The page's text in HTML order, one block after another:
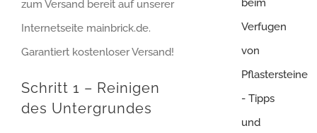
zum Versand bereit auf unserer
Internetseite mainbrick.de.
Garantiert kostenloser Versand!
Schritt 1 – Reinigen
des Untergrundes
beim
Verfugen
von
Pflastersteine
- Tipps
und